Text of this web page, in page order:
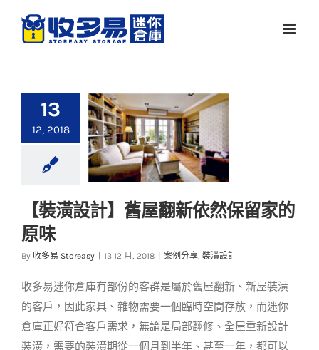
13
12, 2018
案例分享 裝潢設計
【裝潢設計】舊屋翻新依然保留家的
原味
By 收多易 Storeasy 13 12 月, 2018 案例分享, 裝潢設計
收多易迷你倉庫有部份的客群是屬於舊屋翻新、新屋裝潢
的客戶，因此家具、雜物需要一個臨時空間存放，而迷你
倉庫正好符合客戶需求，無論是局部翻修、全屋重新設計
裝潢，需要的裝潢期從一個月到半年、甚至一年，都可以